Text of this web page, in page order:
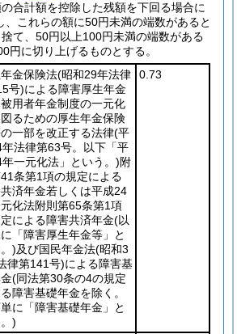
合計額を控除した残額を下回る場合に
、これらの額に50円未満の端数があると
て、50円以上100円未満の端数がある
円に切り上げるものとする。
金保険法(昭和29年法律
号)による障害厚生年金
用者年金制度の一元化
るための厚生年金保険
一部を改正する法律(平
年法律第63号。以下「平
年一元化法」という。)附
条第1項の規定による
済年金若しくは平成24
化法附則第65条第1項
による障害共済年金(以
「障害厚生年金等」と
)及び国民年金法(昭和3
律第141号)による障害基
(同法第30条の4の規定
障害基礎年金を除く。
に「障害基礎年金」と
)
0.73